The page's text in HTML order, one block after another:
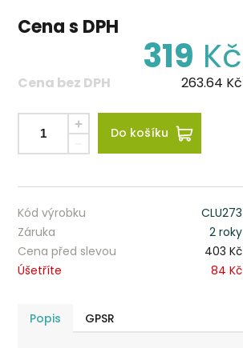
Cena s DPH
319 Kč
Cena bez DPH 263.64 Kč
Do košíku
Kód výrobku
CLU273
Záruka
2 roky
Cena před slevou
403 Kč
Úšetříte
84 Kč
Popis GPSR